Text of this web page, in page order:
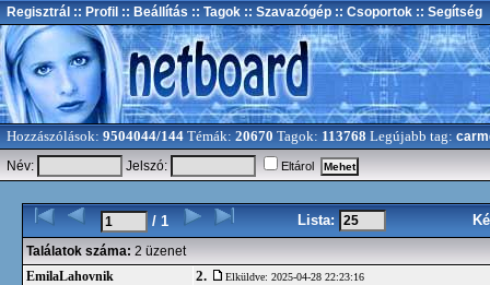
Regisztrál :: Profil :: Beállítás :: Tagok :: Szavazógép :: Csoportok :: Segítség
Hozzászólások: 9504044/144 Témák: 20670 Tagok: 113768 Legújabb tag:
Név:
Jelszó: Eltárol
/ 1 Lista:
Találatok száma: 2 üzenet
EmilaLahovnik 2. Elküldve: 2025-04-28 22:23:16